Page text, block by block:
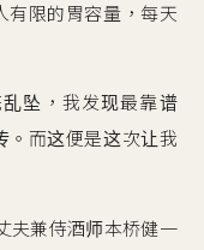
有限的胃容量，每天
坠，我发现最靠谱
。而这便是这次让我
夫兼侍酒师本桥健一